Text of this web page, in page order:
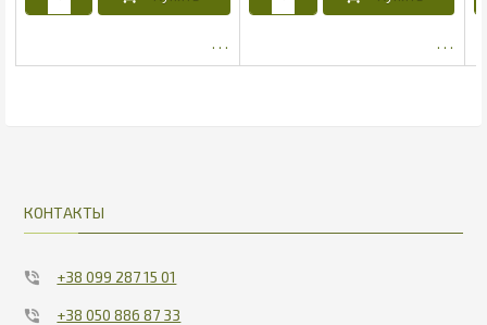
КОНТАКТЫ
+38 099 287 15 01
+38 050 886 87 33